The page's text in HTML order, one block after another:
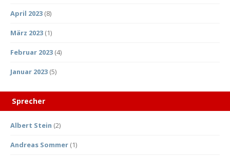
April 2023 (8)
März 2023 (1)
Februar 2023 (4)
Januar 2023 (5)
Sprecher
Albert Stein (2)
Andreas Sommer (1)